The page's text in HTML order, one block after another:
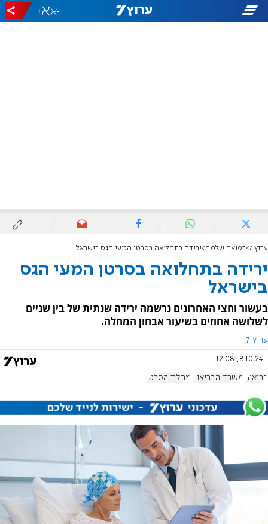
-
+
ערוץ 7 רפואה שלמה ירידה בתחלואה בסרטן המעי הגס בישראל
ירידה בתחלואה בסרטן המעי הגס
בישראל
בעשור וחצי האחרונים נרשמה ירידה שנתית של בין שניים
לשלושה אחוזים בשיעור אבחון המחלה.
ערוץ 7
8.10.24, 12:08
בריאות משרד הבריאות מחלת הסרטן